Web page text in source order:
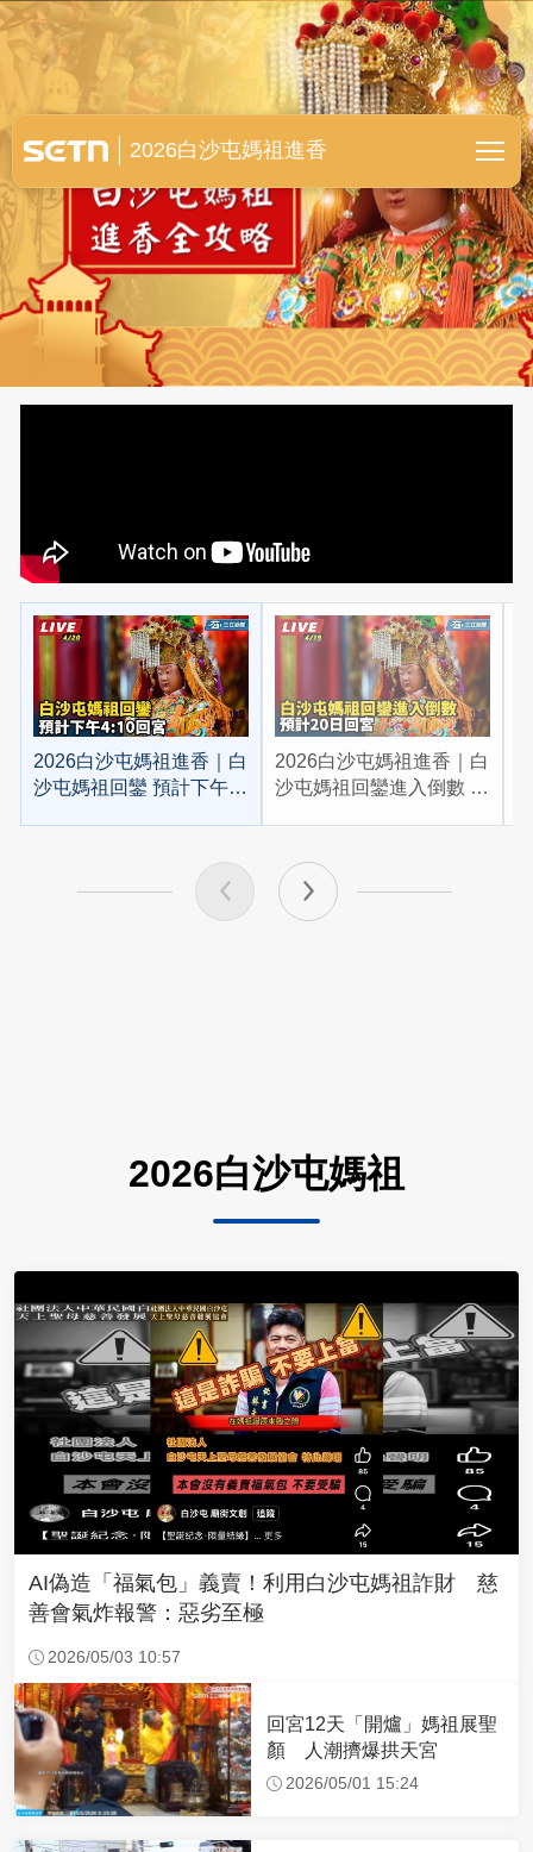
白沙屯媽祖進香全紀錄
2026白沙屯媽祖進香
2026白沙屯媽祖進香｜白
沙屯媽祖回鑾 預計下午
2026白沙屯媽祖進香｜白
沙屯媽祖回鑾進入倒數 預
2026白沙屯媽祖
AI偽造「福氣包」義賣！利用白沙屯媽祖詐財 慈
善會氣炸報警：惡劣至極
2026/05/03 10:57
回宮12天「開爐」媽祖展聖
顏 人潮擠爆拱天宮
2026/05/01 15:24